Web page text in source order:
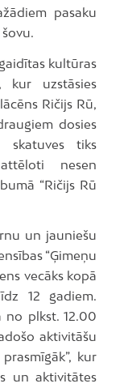
pasaku
kultūras
kur uzstāsies
Ričijs Rū,
dosies
skatuves tiks
nesen
“Ričijs Rū
un jauniešu
“Ģimeņu
vecāks kopā
12 gadiem.
no plkst. 12.00
aktivitāšu
kur
un aktivitātes